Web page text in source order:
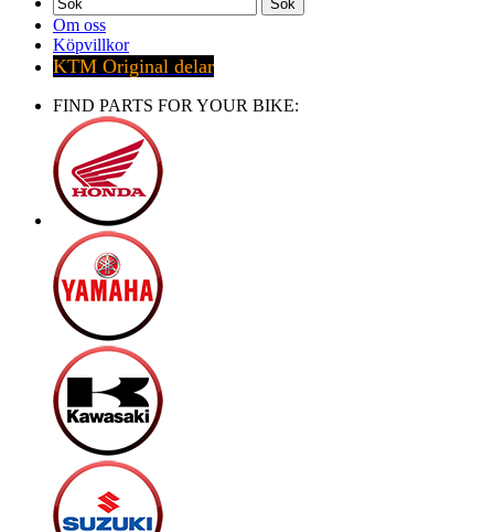
Sök
Om oss
Köpvillkor
KTM Original delar
FIND PARTS FOR YOUR BIKE: